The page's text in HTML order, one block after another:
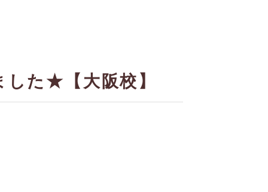
した★【大阪校】